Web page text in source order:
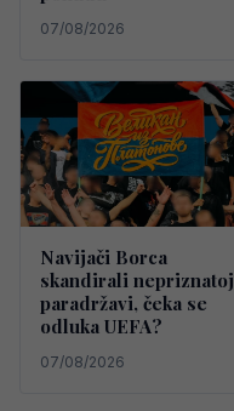
07/08/2026
Navijači Borca
skandirali nepriznatoj
paradržavi, čeka se
odluka UEFA?
07/08/2026